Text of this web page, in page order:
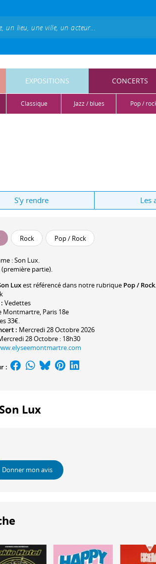
EXPOSITIONS CONCERTS
classique jazz / blues pop /
S'y rendre Les
Rock Pop / Rock
:Son Lux.
(première partie).
Luxest référencé dans notre rubrique Pop / Rock.
Vedettes
Montmartre, Paris 18e
33€.
: Mercredi 28 Octobre 2026
28 Octobre : 18h30
:
Lux
Donner mon avis